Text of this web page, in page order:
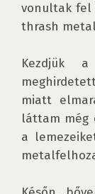
vonultak fel
thrash
Kezdjük
miatt
láttam még
a